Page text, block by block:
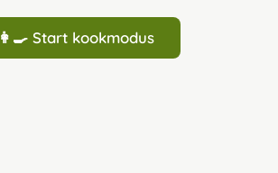
👩‍🍳 Start kookmodus